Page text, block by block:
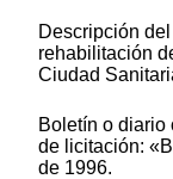
Descripción
rehabilitación
Ciudad
Boletín o
de licitación:
de 1996.